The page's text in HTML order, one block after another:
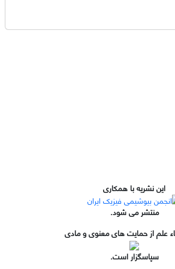
این نشریه با همکاری
منتشر می شود.
علم از حمایت های معنوی و مادی
سپاسگزار است.